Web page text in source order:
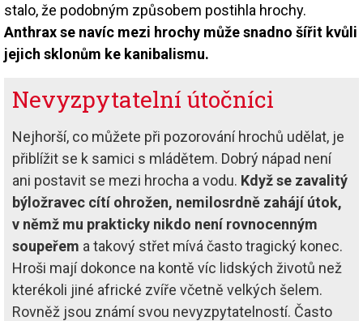
stalo, že podobným způsobem postihla hrochy.
Anthrax se navíc mezi hrochy může snadno šířit kvůli
jejich sklonům ke kanibalismu.
Nevyzpytatelní útočníci
Nejhorší, co můžete při pozorování hrochů udělat, je
přiblížit se k samici s mládětem. Dobrý nápad není
ani postavit se mezi hrocha a vodu. Když se zavalitý
býložravec cítí ohrožen, nemilosrdně zahájí útok,
v němž mu prakticky nikdo není rovnocenným
soupeřem a takový střet mívá často tragický konec.
Hroši mají dokonce na kontě víc lidských životů než
kterékoli jiné africké zvíře včetně velkých šelem.
Rovněž jsou známí svou nevyzpytatelností. Často